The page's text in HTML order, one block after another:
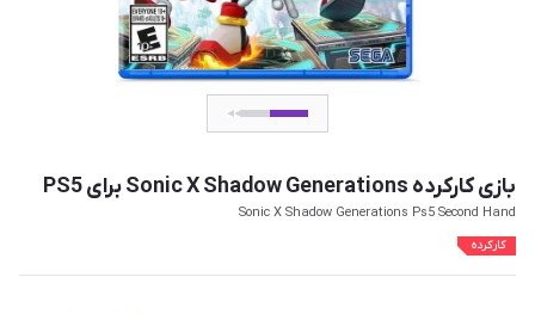
بازی کارکرده Sonic X Shadow Generations برای PS5
Sonic X Shadow Generations Ps5 Second Hand
کارکرده